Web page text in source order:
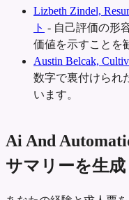
Lizbeth Zindel,
ト - 自己評価の形
価値を示すことを
Austin Belcak,
数字で裏付けられ
います。
Ai And
サマリーを生成